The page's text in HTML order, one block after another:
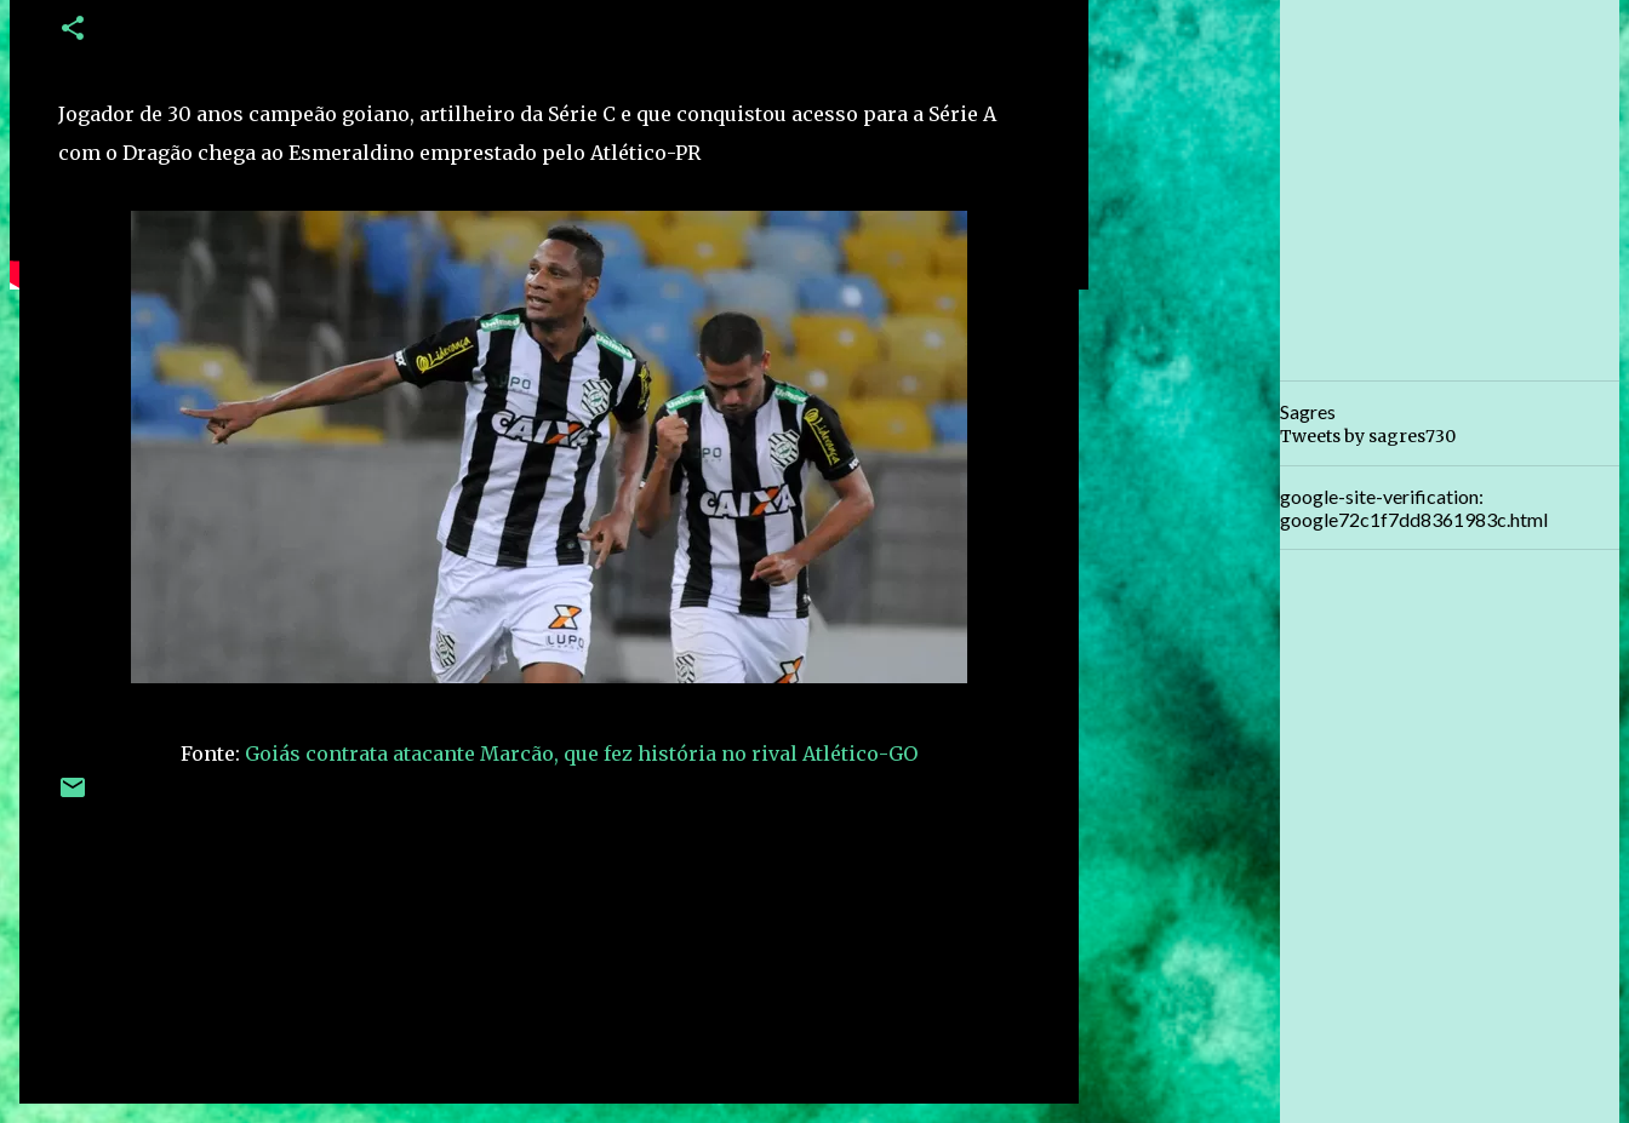
Jogador de 30 anos campeão goiano, artilheiro da Série C e que conquistou acesso para a Série A
com o Dragão chega ao Esmeraldino emprestado pelo Atlético-PR
Fonte: Goiás contrata atacante Marcão, que fez história no rival Atlético-GO
Sagres
Tweets by sagres730
google-site-verification:
google72c1f7dd8361983c.html